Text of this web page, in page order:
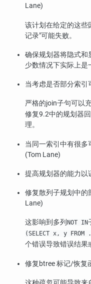
Lane)
该计划在给定的这些
记录"可能失败。
确保规划器将隐式和
少数情况下实际上是
当考虑是否部分索引
严格的join子句可以
修复9.2中的规划器
理。
当同一索引中有很多
(Tom Lane)
提高规划器的能力以
修复散列子规划中的
Lane)
这影响到多列 NOT IN
(SELECT x, y
个错误导致错误结果
修复btree 标记/恢复